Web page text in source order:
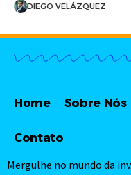
DIEGO VELÁZQUEZ
Home Sobre Nós
Contato
Mergulhe no mundo da